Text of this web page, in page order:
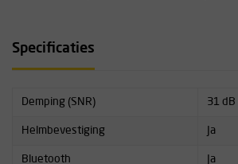
Specificaties
Demping (SNR) 31 dB
Helmbevestiging Ja
Bluetooth Ja